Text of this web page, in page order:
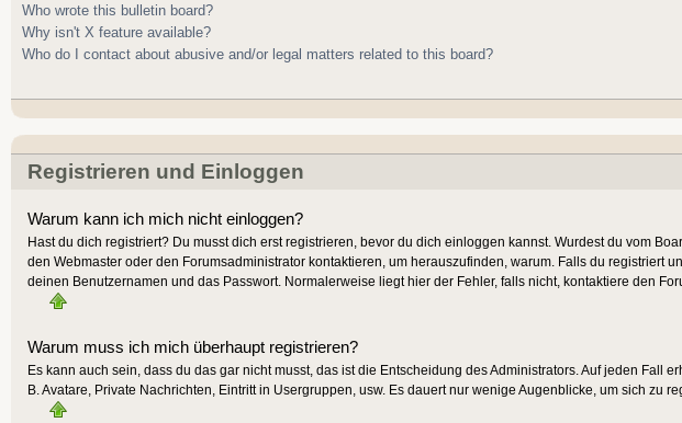
Who wrote this bulletin board?
Why isn't X feature available?
Who do I contact about abusive and/or legal matters related to this board?
Registrieren und Einloggen
Warum kann ich mich nicht einloggen?
Hast du dich registriert? Du musst dich erst registrieren, bevor du dich einloggen kannst. Wurdest du vom
den Webmaster oder den Forumsadministrator kontaktieren, um herauszufinden, warum. Falls du registriert
deinen Benutzernamen und das Passwort. Normalerweise liegt hier der Fehler, falls nicht, kontaktiere den
Warum muss ich mich überhaupt registrieren?
Es kann auch sein, dass du das gar nicht musst, das ist die Entscheidung des Administrators. Auf jeden Fall
B. Avatare, Private Nachrichten, Eintritt in Usergruppen, usw. Es dauert nur wenige Augenblicke, um sich zu